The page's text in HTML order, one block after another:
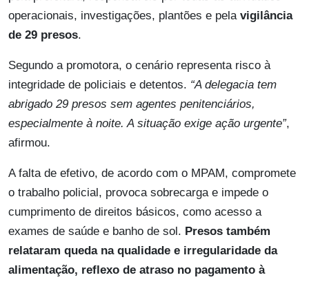
operacionais, investigações, plantões e pela vigilância
de 29 presos.
Segundo a promotora, o cenário representa risco à
integridade de policiais e detentos. “A delegacia tem
abrigado 29 presos sem agentes penitenciários,
especialmente à noite. A situação exige ação urgente”,
afirmou.
A falta de efetivo, de acordo com o MPAM, compromete
o trabalho policial, provoca sobrecarga e impede o
cumprimento de direitos básicos, como acesso a
exames de saúde e banho de sol. Presos também
relataram queda na qualidade e irregularidade da
alimentação, reflexo de atraso no pagamento à